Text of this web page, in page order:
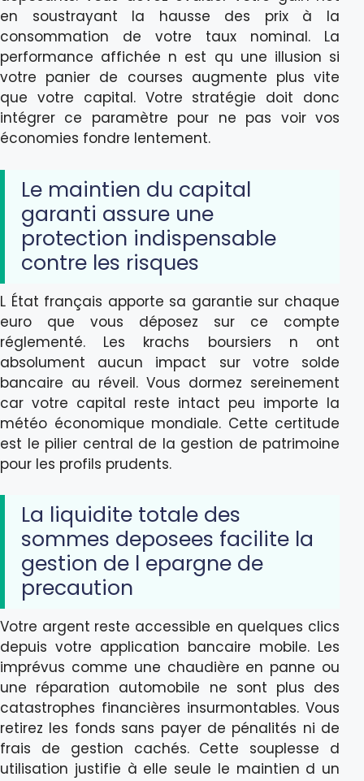
en soustrayant la hausse des prix à la
consommation de votre taux nominal. La
performance affichée n est qu une illusion si
votre panier de courses augmente plus vite
que votre capital. Votre stratégie doit donc
intégrer ce paramètre pour ne pas voir vos
économies fondre lentement.
Le maintien du capital
garanti assure une
protection indispensable
contre les risques
L État français apporte sa garantie sur chaque
euro que vous déposez sur ce compte
réglementé. Les krachs boursiers n ont
absolument aucun impact sur votre solde
bancaire au réveil. Vous dormez sereinement
car votre capital reste intact peu importe la
météo économique mondiale. Cette certitude
est le pilier central de la gestion de patrimoine
pour les profils prudents.
La liquidite totale des
sommes deposees facilite la
gestion de l epargne de
precaution
Votre argent reste accessible en quelques clics
depuis votre application bancaire mobile. Les
imprévus comme une chaudière en panne ou
une réparation automobile ne sont plus des
catastrophes financières insurmontables. Vous
retirez les fonds sans payer de pénalités ni de
frais de gestion cachés. Cette souplesse d
utilisation justifie à elle seule le maintien d un